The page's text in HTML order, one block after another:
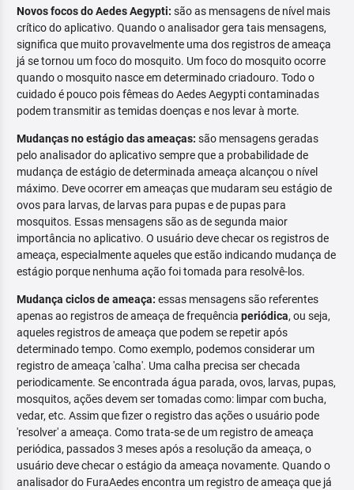
Novos focos do Aedes Aegypti: são as mensagens de nível mais
crítico do aplicativo. Quando o analisador gera tais mensagens,
significa que muito provavelmente uma dos registros de ameaça
já se tornou um foco do mosquito. Um foco do mosquito ocorre
quando o mosquito nasce em determinado criadouro. Todo o
cuidado é pouco pois fêmeas do Aedes Aegypti contaminadas
podem transmitir as temidas doenças e nos levar à morte.
Mudanças no estágio das ameaças: são mensagens geradas
pelo analisador do aplicativo sempre que a probabilidade de
mudança de estágio de determinada ameaça alcançou o nível
máximo. Deve ocorrer em ameaças que mudaram seu estágio de
ovos para larvas, de larvas para pupas e de pupas para
mosquitos. Essas mensagens são as de segunda maior
importância no aplicativo. O usuário deve checar os registros de
ameaça, especialmente aqueles que estão indicando mudança de
estágio porque nenhuma ação foi tomada para resolvê-los.
Mudança ciclos de ameaça: essas mensagens são referentes
apenas ao registros de ameaça de frequência periódica, ou seja,
aqueles registros de ameaça que podem se repetir após
determinado tempo. Como exemplo, podemos considerar um
registro de ameaça 'calha'. Uma calha precisa ser checada
periodicamente. Se encontrada água parada, ovos, larvas, pupas,
mosquitos, ações devem ser tomadas como: limpar com bucha,
vedar, etc. Assim que fizer o registro das ações o usuário pode
'resolver' a ameaça. Como trata-se de um registro de ameaça
periódica, passados 3 meses após a resolução da ameaça, o
usuário deve checar o estágio da ameaça novamente. Quando o
analisador do FuraAedes encontra um registro de ameaça que já